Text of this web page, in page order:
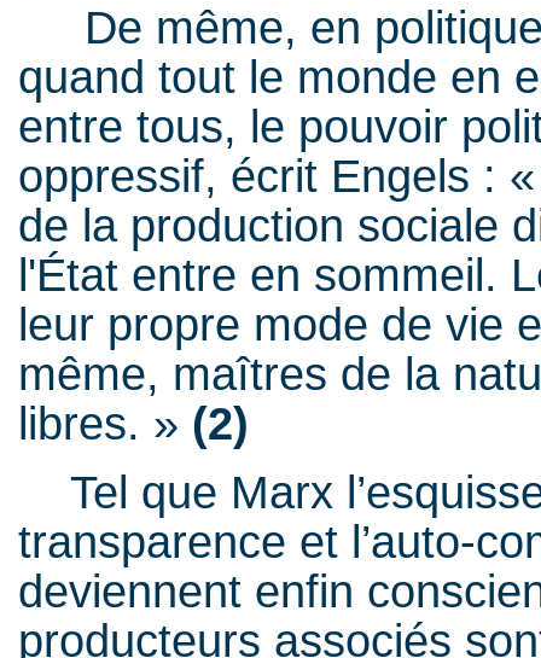
De même, en
quand tout le monde en
entre tous, le pouvoir
oppressif, écrit Engels :
de la production sociale
l'État entre en sommeil.
leur propre mode de vie
même, maîtres de la
libres. » (2)
Tel que Marx
transparence et l’auto-
deviennent enfin
producteurs associés